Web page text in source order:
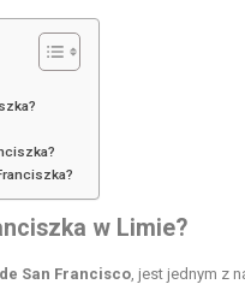
w Limie?
San Francisco , jest jednym z